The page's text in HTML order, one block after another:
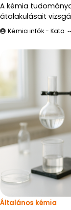
A kémia
átalakulásait
Kémia infók - Kata
Általános kémia